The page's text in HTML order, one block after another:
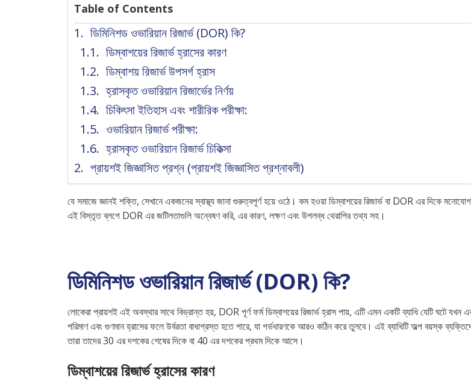
Table of Contents
ডিমিনিশড ওভারিয়ান রিজার্ভ (DOR) কি?
ডিম্বাশয়ের রিজার্ভ হ্রাসের কারণ
ডিম্বাশয় রিজার্ভ উপসর্গ হ্রাস
হ্রাসকৃত ওভারিয়ান রিজার্ভের নির্ণয়
চিকিৎসা ইতিহাস এবং শারীরিক পরীক্ষা:
ওভারিয়ান রিজার্ভ পরীক্ষা:
হ্রাসকৃত ওভারিয়ান রিজার্ভ চিকিত্সা
প্রায়শই জিজ্ঞাসিত প্রশ্ন (প্রায়শই জিজ্ঞাসিত প্রশ্নাবলী)
যে সমাজে জ্ঞানই শক্তি, সেখানে একজনের স্বাস্থ্য জানা গুরুত্বপূর্ণ হয়ে ওঠে। কম হওয়া ডিম্বাশয়ের রিজার্ভ বা DOR এর দিকে
এই বিস্তৃত ব্লগে DOR এর জটিলতাগুলি অন্বেষণ করি, এর কারণ, লক্ষণ এবং উপলব্ধ থেরাপির তথ্য সহ।
ডিমিনিশড ওভারিয়ান রিজার্ভ (DOR) কি?
লোকেরা প্রায়শই এই অবস্থার সাথে বিভ্রান্ত হয়, DOR পূর্ণ ফর্ম ডিম্বাশয়ের রিজার্ভ হ্রাস পায়, এটি এমন একটি ব্যাধি যেটি ঘটে
পরিমাণ এবং গুণমান হ্রাসের ফলে উর্বরতা বাধাগ্রস্ত হতে পারে, যা গর্ভধারণকে আরও কঠিন করে তুলবে। এই ব্যাধিটি অল্প বয়স্ক
তারা তাদের 30 এর দশকের শেষের দিকে বা 40 এর দশকের প্রথম দিকে আসে।
ডিম্বাশয়ের রিজার্ভ হ্রাসের কারণ